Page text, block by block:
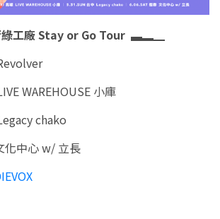
工廠 Stay or Go Tour ▃▂▁
WAREHOUSE 小庫
chako
化中心 w/ 立長